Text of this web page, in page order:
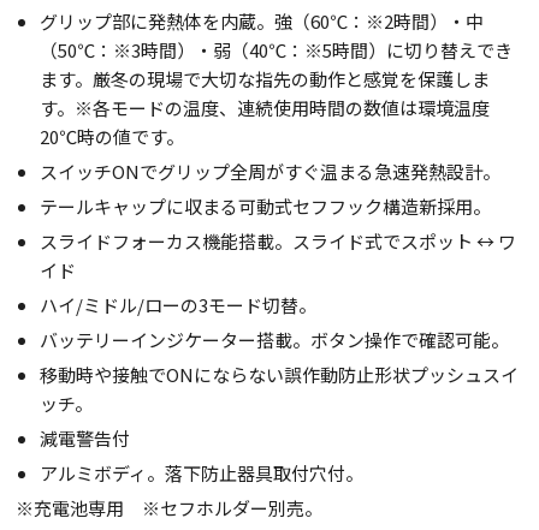
グリップ部に発熱体を内蔵。強（60℃：※2時間）・中
（50℃：※3時間）・弱（40℃：※5時間）に切り替えでき
ます。厳冬の現場で大切な指先の動作と感覚を保護しま
す。※各モードの温度、連続使用時間の数値は環境温度
20℃時の値です。
スイッチONでグリップ全周がすぐ温まる急速発熱設計。
テールキャップに収まる可動式セフフック構造新採用。
スライドフォーカス機能搭載。スライド式でスポット ↔ ワ
イド
ハイ/ミドル/ローの3モード切替。
バッテリーインジケーター搭載。ボタン操作で確認可能。
移動時や接触でONにならない誤作動防止形状プッシュスイ
ッチ。
減電警告付
アルミボディ。落下防止器具取付穴付。
※充電池専用 ※セフホルダー別売。